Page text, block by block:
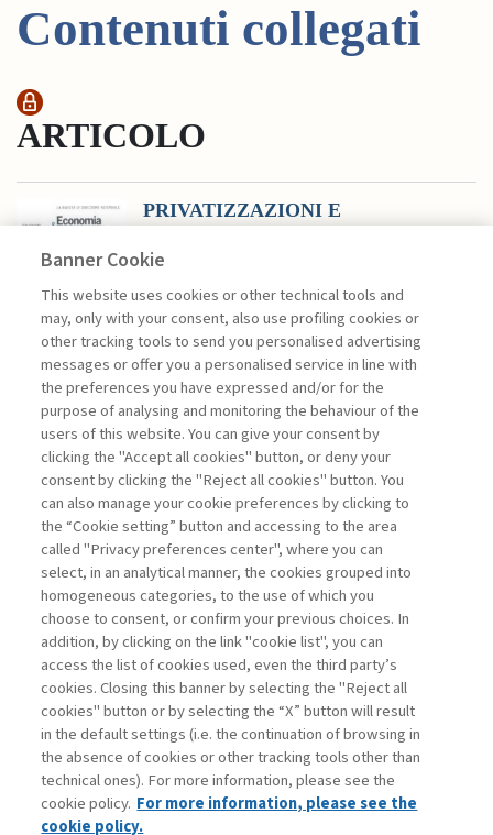
Contenuti collegati
ARTICOLO
PRIVATIZZAZIONI E
di Ciuffini Virginia
Con il convegno del 27 novembre 1998,
Economia & Management ha portato
alla discussione pubblica quei temi che
segue con attenzione e da tempo, come
le privatizzazioni e le liberalizzazioni di
mercato. ...
La consultazione dei libri è riservata esclusivamente
agli abbonati Premium
Legenda: Accedi Per registrati Per abbonati
Contatti
Abbonamenti
Archivio rubriche
Privacy
Banner Cookie
This website uses cookies or other technical tools and
may, only with your consent, also use profiling cookies or
other tracking tools to send you personalised advertising
messages or offer you a personalised service in line with
the preferences you have expressed and/or for the
purpose of analysing and monitoring the behaviour of the
users of this website. You can give your consent by
clicking the "Accept all cookies" button, or deny your
consent by clicking the "Reject all cookies" button. You
can also manage your cookie preferences by clicking to
the “Cookie setting” button and accessing to the area
called "Privacy preferences center", where you can
select, in an analytical manner, the cookies grouped into
homogeneous categories, to the use of which you
choose to consent, or confirm your previous choices. In
addition, by clicking on the link "cookie list", you can
access the list of cookies used, even the third party’s
cookies. Closing this banner by selecting the "Reject all
cookies" button or by selecting the “X” button will result
in the default settings (i.e. the continuation of browsing in
the absence of cookies or other tracking tools other than
technical ones). For more information, please see the
cookie policy. For more information, please see the
cookie policy.